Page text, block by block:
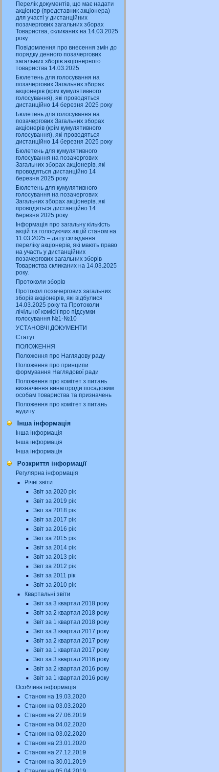
Перелік документів, що має надати
акціонер (представник акціонера)
для участі у дистанційних
позачергових загальних зборах
Товариства, скликаних на 14.03.2025
року
Повідомлення про внесення змін до
порядку денного позачергових
загальних зборів акціонерного
товариства 14.03.2025
Бюлетень для голосування на
позачергових Загальних зборах
акціонерів (крім кумулятивного
голосування), які проводяться
дистанційно 14 березня 2025 року
Бюлетень для голосування на
позачергових Загальних зборах
акціонерів (крім кумулятивного
голосування), які проводяться
дистанційно 14 березня 2025 року
Бюлетень для кумулятивного
голосування на позачергових
Загальних зборах акціонерів, які
проводяться дистанційно 14
березня 2025 року
Бюлетень для кумулятивного
голосування на позачергових
Загальних зборах акціонерів, які
проводяться дистанційно 14
березня 2025 року
Інформація про загальну кількість
акцій та голосуючих акцій станом на
11.03.2025 – дату складання
переліку акціонерів, які мають право
на участь у дистанційних
позачергових загальних зборів
Товариства скликаних на 14.03.2025
року.
Протоколи зборів
Протокол позачергових загальних
зборів акціонерів, які відбулися
14.03.2025 року та Протоколи
лічільної комісії про підсумки
голосування №1-№10
УСТАНОВЧІ ДОКУМЕНТИ
Статут
ПОЛОЖЕННЯ
Положення про Наглядову раду
Положення про принципи
формування Наглядової ради
Положення про комітет з питань
визначення винагороди посадовим
особам товариства та призначень
Положення про комітет з питань
аудиту
Інша інформація
Інша інформація
Інша інформація
Інша інформація
Розкриття інформації
Регулярна інформація
Річні звіти
Звіт за 2020 рік
Звіт за 2019 рік
Звіт за 2018 рік
Звіт за 2017 рік
Звіт за 2016 рік
Звіт за 2015 рік
Звіт за 2014 рік
Звіт за 2013 рік
Звіт за 2012 рік
Звіт за 2011 рік
Звіт за 2010 рік
Квартальні звіти
Звіт за 3 квартал 2018 року
Звіт за 2 квартал 2018 року
Звіт за 1 квартал 2018 року
Звіт за 3 квартал 2017 року
Звіт за 2 квартал 2017 року
Звіт за 1 квартал 2017 року
Звіт за 3 квартал 2016 року
Звіт за 2 квартал 2016 року
Звіт за 1 квартал 2016 року
Особлива інформація
Станом на 19.03.2020
Станом на 03.03.2020
Станом на 27.06.2019
Станом на 04.02.2020
Станом на 03.02.2020
Станом на 23.01.2020
Станом на 27.12.2019
Станом на 30.01.2019